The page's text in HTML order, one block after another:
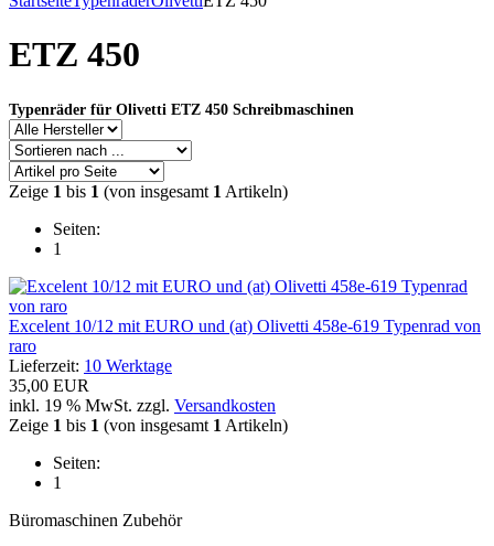
ETZ 450
Typenräder für Olivetti ETZ 450 Schreibmaschinen
Zeige 1 bis 1 (von insgesamt 1 Artikeln)
Seiten:
1
Excelent 10/12 mit EURO und (at) Olivetti 458e-619 Typenrad von
raro
Lieferzeit: 10 Werktage
35,00 EUR
inkl. 19 % MwSt. zzgl. Versandkosten
Zeige 1 bis 1 (von insgesamt 1 Artikeln)
Seiten:
1
Büromaschinen Zubehör